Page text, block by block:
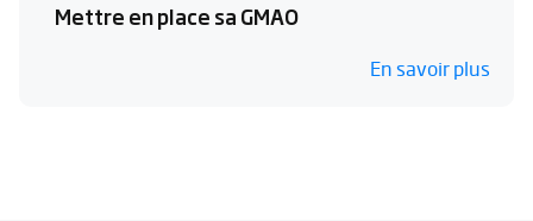
Mettre en place sa GMAO
En savoir plus